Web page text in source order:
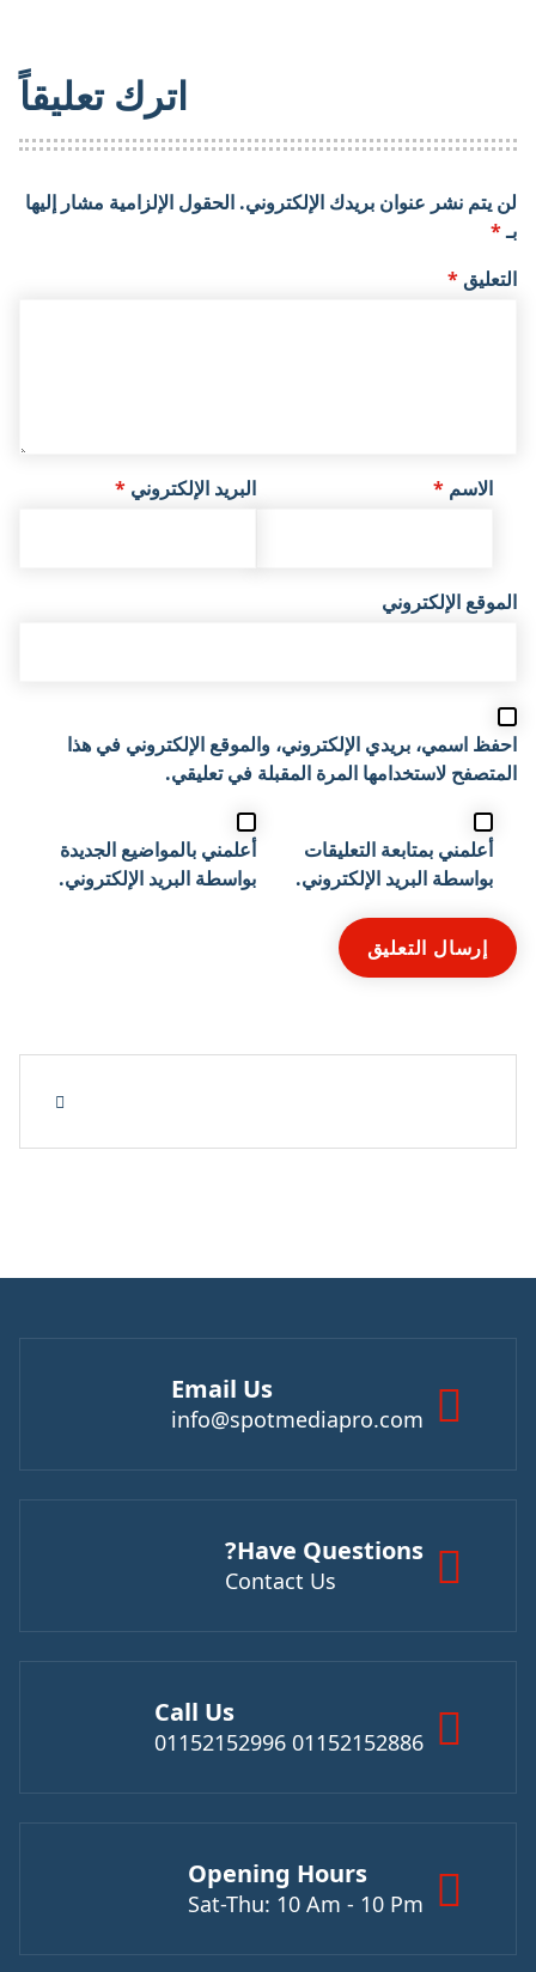
اترك تعليقاً
لن يتم نشر عنوان بريدك الإلكتروني. الحقول الإلزامية مشار إليها
بـ*
التعليق*
الاسم * البريد الإلكتروني *
الموقع الإلكتروني
احفظ اسمي، بريدي الإلكتروني، والموقع الإلكتروني في هذا
المتصفح لاستخدامها المرة المقبلة في تعليقي.
أعلمني بمتابعة التعليقات
بواسطة البريد الإلكتروني.
أعلمني بالمواضيع الجديدة
بواسطة البريد الإلكتروني.
Email Us
info@spotmediapro.com
Have Questions?
Contact Us
Call Us
01152152886 01152152996
Opening Hours
Sat-Thu: 10 Am - 10 Pm